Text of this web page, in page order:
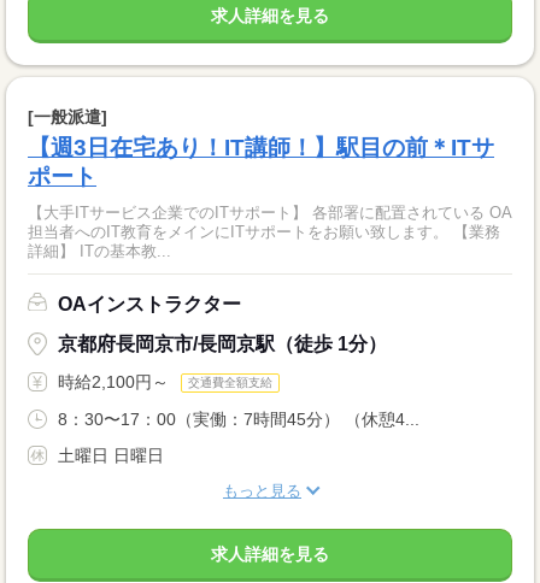
求人詳細を見る
[一般派遣]
【週3日在宅あり！IT講師！】駅目の前＊ITサ
ポート
【大手ITサービス企業でのITサポート】 各部署に配置されている OA
担当者へのIT教育をメインにITサポートをお願い致します。 【業務
詳細】 ITの基本教...
OAインストラクター
京都府長岡京市/長岡京駅（徒歩 1分）
時給2,100円～ 交通費全額支給
8：30〜17：00（実働：7時間45分） （休憩4...
土曜日 日曜日
もっと見る
求人詳細を見る